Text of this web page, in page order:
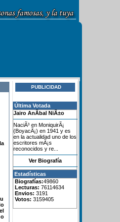
PUBLICIDAD
Última Votada
Jairo AnÃ­bal NiÃ±o
NaciÃ³ en MoniquirÃ¡
(BoyacÃ¡) en 1941 y es
en la actualidad uno de los
escritores mÃ¡s
reconocidos y re...
Ver Biografía
Estadísticas
Biografías:49860
Lecturas: 76114634
Envios: 3191
Votos: 3159405